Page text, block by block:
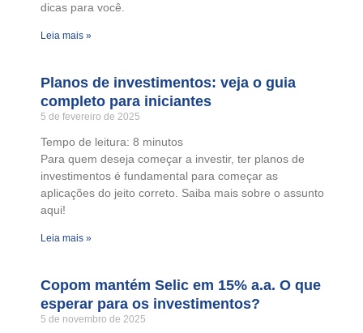
dicas para você.
Leia mais »
Planos de investimentos: veja o guia
completo para iniciantes
5 de fevereiro de 2025
Tempo de leitura: 8 minutos
Para quem deseja começar a investir, ter planos de
investimentos é fundamental para começar as
aplicações do jeito correto. Saiba mais sobre o assunto
aqui!
Leia mais »
Copom mantém Selic em 15% a.a. O que
esperar para os investimentos?
5 de novembro de 2025